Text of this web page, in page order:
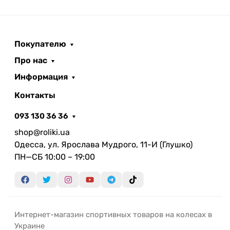
Этот шлем унисекс коричневого цвета отвечает
специально для лыжников, которые ценят
безопасность и комфорт в сложных условиях
Роликиэтот модельный ряд представлен в
разных размерах для максимальной посадки.
Покупателю
Про нас
Информация
Контакты
093 130 36 36
shop@roliki.ua
Одесса, ул. Ярослава Мудрого, 11-И (Глушко)
ПН—СБ 10:00 – 19:00
Интернет-магазин спортивных товаров на колесах в
Украине